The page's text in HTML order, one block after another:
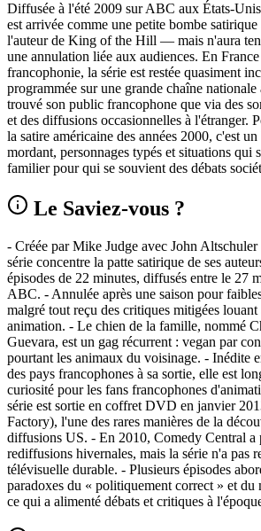
Diffusée à l'été 2009 sur ABC aux États-
est arrivée comme une petite bombe
l'auteur de King of the Hill — mais n'aura
une annulation liée aux audiences. En France
francophonie, la série est restée quasiment
programmée sur une grande chaîne
trouvé son public francophone que via des
et des diffusions occasionnelles à l'étranger.
la satire américaine des années 2000, c'est
mordant, personnages typés et situations qui
familier pour qui se souvient des débats
Le Saviez-vous ?
- Créée par Mike Judge avec John
série concentre la patte satirique de ses
épisodes de 22 minutes, diffusés entre le 27
ABC. - Annulée après une saison pour
malgré tout reçu des critiques mitigées louant
animation. - Le chien de la famille, nommé
Guevara, est un gag récurrent : vegan par
pourtant les animaux du voisinage. - Inédite
des pays francophones à sa sortie, elle est
curiosité pour les fans francophones
série est sortie en coffret DVD en janvier
Factory), l'une des rares manières de la
diffusions US. - En 2010, Comedy Central a
rediffusions hivernales, mais la série n'a pas
télévisuelle durable. - Plusieurs épisodes
paradoxes du « politiquement correct » et du
ce qui a alimenté débats et critiques à